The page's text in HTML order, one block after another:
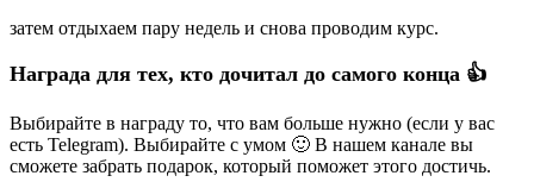
затем отдыхаем пару недель и снова проводим курс.
Награда для тех, кто дочитал до самого конца 👍
Выбирайте в награду то, что вам больше нужно (если у вас
есть Telegram). Выбирайте с умом 🙂 В нашем канале вы
сможете забрать подарок, который поможет этого достичь.